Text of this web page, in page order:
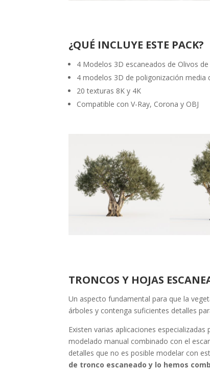
¿QUÉ INCLUYE ESTE PACK?
4 Modelos 3D escaneados de Olivos
4 modelos 3D de poligonización
20 texturas 8K y 4K
Compatible con V-Ray, Corona y OBJ
TRONCOS Y HOJAS
Un aspecto fundamental para que la
árboles y contenga suficientes detalles
Existen varias aplicaciones
modelado manual combinado con el
detalles que no es posible modelar con
de tronco escaneado y lo hemos